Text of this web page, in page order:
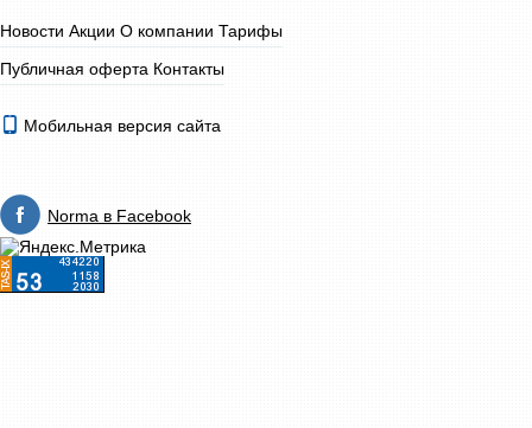
Новости Акции О компании Тарифы
Публичная оферта Контакты
Мобильная версия сайта
Norma в Facebook